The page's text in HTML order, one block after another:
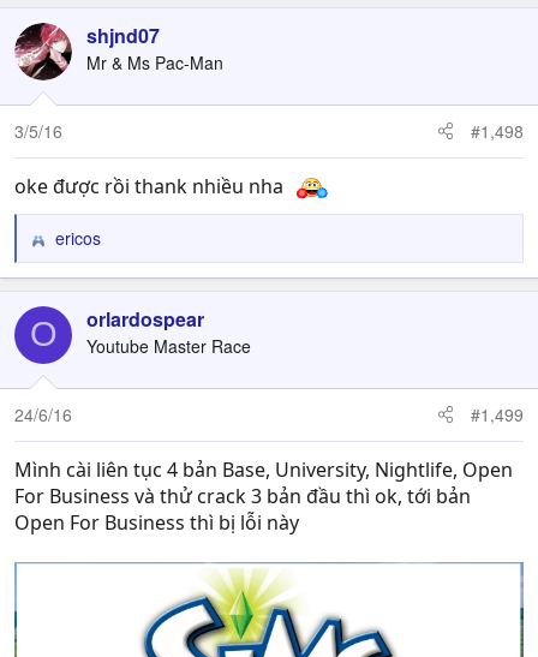
c
t
i
o
n
s
shjnd07
Mr & Ms Pac-Man
3/5/16 #1,498
oke được rồi thank nhiều nha
R
e
c
t
i
o
n
s
ericos
O orlardospear
Youtube Master Race
24/6/16 #1,499
Mình cài liên tục 4 bản Base, University, Nightlife, Open
For Business và thử crack 3 bản đầu thì ok, tới bản
Open For Business thì bị lỗi này